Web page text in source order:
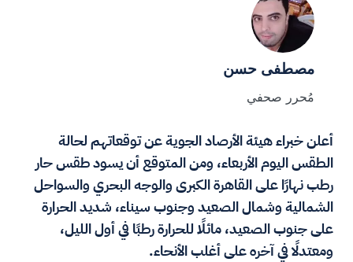
مصطفى حسن
مُحرر صحفي
أعلن خبراء هيئة الأرصاد الجوية عن توقعاتهم لحالة
الطقس اليوم الأربعاء، ومن المتوقع أن يسود طقس حار
رطب نهارًا على القاهرة الكبرى والوجه البحري والسواحل
الشمالية وشمال الصعيد وجنوب سيناء، شديد الحرارة
على جنوب الصعيد، مائلًا للحرارة رطبًا في أول الليل،
ومعتدلًا في آخره على أغلب الأنحاء.